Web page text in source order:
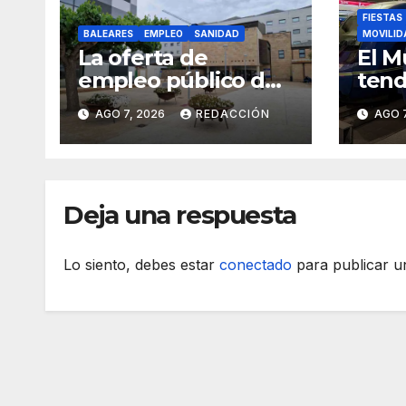
BALEARES EMPLEO SANIDAD
La oferta de
empleo público de
Sanidad será de 705
plazas en 2026
AGO 7, 2026 REDACCIÓN
FIESTAS
El
AGO
Deja una respuesta
Lo siento, debes estar conectado para publicar